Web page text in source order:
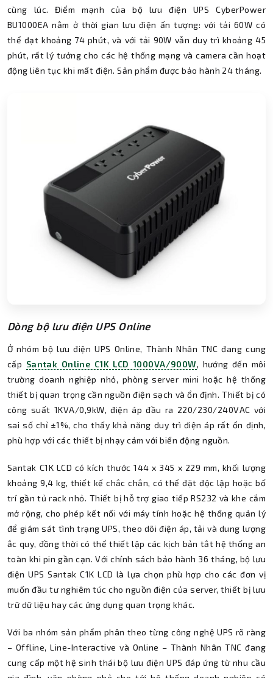
cùng lúc. Điểm mạnh của bộ lưu điện UPS CyberPower
BU1000EA nằm ở thời gian lưu điện ấn tượng: với tải 60W có
thể đạt khoảng 74 phút, và với tải 90W vẫn duy trì khoảng 45
phút, rất lý tưởng cho các hệ thống mạng và camera cần hoạt
động liên tục khi mất điện. Sản phẩm được bảo hành 24 tháng.
Dòng bộ lưu điện UPS Online
Ở nhóm bộ lưu điện UPS Online, Thành Nhân TNC đang cung
cấp Santak Online C1K LCD 1000VA/900W, hướng đến môi
trường doanh nghiệp nhỏ, phòng server mini hoặc hệ thống
thiết bị quan trọng cần nguồn điện sạch và ổn định. Thiết bị có
công suất 1KVA/0,9kW, điện áp đầu ra 220/230/240VAC với
sai số chỉ ±1%, cho thấy khả năng duy trì điện áp rất ổn định,
phù hợp với các thiết bị nhạy cảm với biến động nguồn.
Santak C1K LCD có kích thước 144 x 345 x 229 mm, khối lượng
khoảng 9,4 kg, thiết kế chắc chắn, có thể đặt độc lập hoặc bố
trí gần tủ rack nhỏ. Thiết bị hỗ trợ giao tiếp RS232 và khe cắm
mở rộng, cho phép kết nối với máy tính hoặc hệ thống quản lý
để giám sát tình trạng UPS, theo dõi điện áp, tải và dung lượng
ắc quy, đồng thời có thể thiết lập các kịch bản tắt hệ thống an
toàn khi pin gần cạn. Với chính sách bảo hành 36 tháng, bộ lưu
điện UPS Santak C1K LCD là lựa chọn phù hợp cho các đơn vị
muốn đầu tư nghiêm túc cho nguồn điện của server, thiết bị lưu
trữ dữ liệu hay các ứng dụng quan trọng khác.
Với ba nhóm sản phẩm phân theo từng công nghệ UPS rõ ràng
– Offline, Line-Interactive và Online – Thành Nhân TNC đang
cung cấp một hệ sinh thái bộ lưu điện UPS đáp ứng từ nhu cầu